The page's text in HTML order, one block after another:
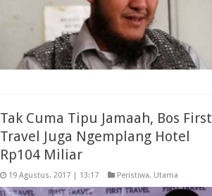
Tak Cuma Tipu Jamaah, Bos First
Travel Juga Ngemplang Hotel
Rp104 Miliar
19 Agustus, 2017 | 13:17 Peristiwa, Utama